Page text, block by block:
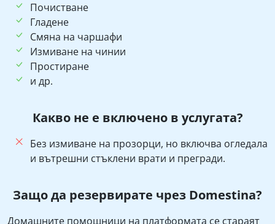
Почистване
Гладене
Смяна на чаршафи
Измиване на чинии
Простиране
и др.
Какво не е включено в услугата?
Без измиване на прозорци, но включва огледала
и вътрешни стъклени врати и прегради.
Защо да резервирате чрез Domestina?
Домашните помощници на платформата се стараят